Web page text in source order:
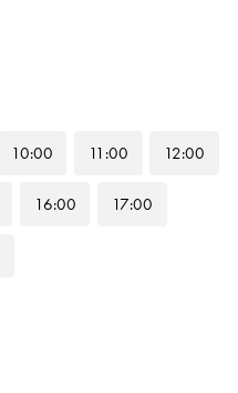
10:00 11 :00 12:00
16:00 17:00